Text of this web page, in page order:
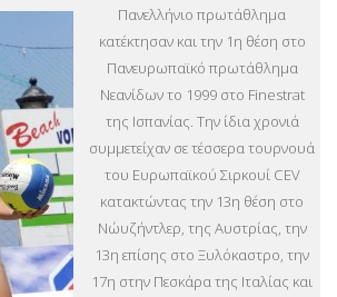
Πανελλήνιο πρωτάθλημα
κατέκτησαν και την 1η θέση στο
Πανευρωπαϊκό πρωτάθλημα
Νεανίδων το 1999 στο Finestrat
της Ισπανίας. Την ίδια χρονιά
συμμετείχαν σε τέσσερα τουρνουά
του Ευρωπαϊκού Σιρκουί CEV
κατακτώντας την 13η θέση στο
Νώυζήντλερ, της Αυστρίας, την
13η επίσης στο Ξυλόκαστρο, την
17η στην Πεσκάρα της Ιταλίας και